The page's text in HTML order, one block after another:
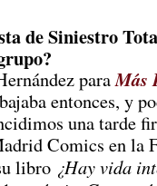
de Siniestro
paraMás
entonces, y
una tarde
Comics en la
libro ¿Hay vida